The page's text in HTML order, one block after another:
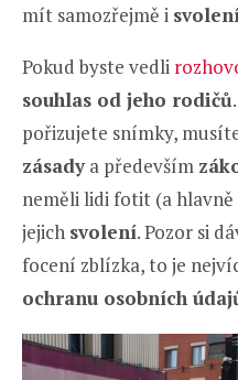
mít samozřejmě i
Pokud byste vedli
souhlas od jeho rodičů
pořizujete snímky,
zásadya především
neměli lidi fotit (a
jejich svolení. Pozor si
focení zblízka, to je
ochranu osobních